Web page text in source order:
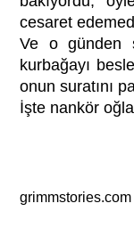
cesaret
Ve o günden
kurbağayı
onun suratını
İşte nankör
grimmstories.com